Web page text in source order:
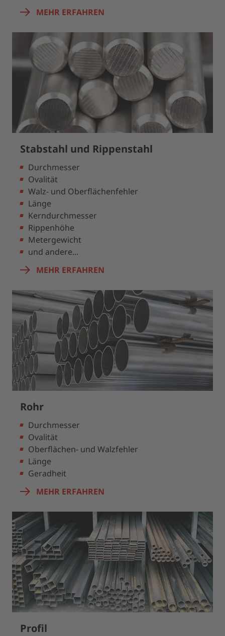
MEHR ERFAHREN
Stabstahl und Rippenstahl
Durchmesser
Ovalität
Walz- und Oberflächenfehler
Länge
Kerndurchmesser
Rippenhöhe
Metergewicht
und andere...
MEHR ERFAHREN
Rohr
Durchmesser
Ovalität
Oberflächen- und Walzfehler
Länge
Geradheit
MEHR ERFAHREN
Profil